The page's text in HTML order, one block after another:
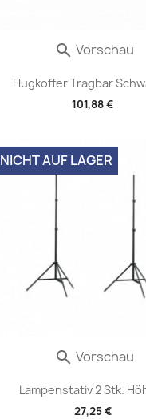
Flugkoffer Tragbar
101,88 €
 Vorschau
Lampenstativ 2 Stk.
27,25 €
NICHT AUF LAGER
 Vorschau